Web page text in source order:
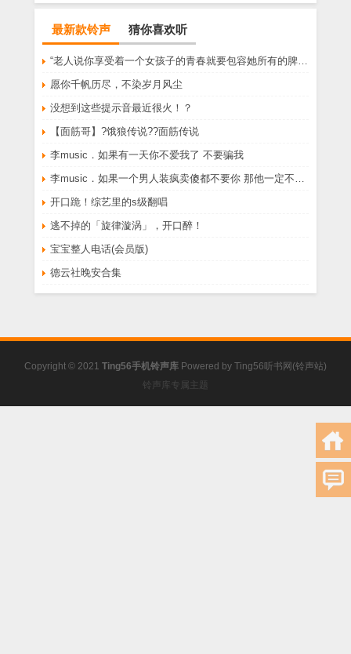
最新款铃声 猜你喜欢听
愿你千帆历尽，不染岁月风尘
没想到这些提示音最近很火！？
【面筋哥】?饿狼传说??面筋传说
李music．如果有一天你不爱我了 不要骗我
开口跪！综艺里的s级翻唱
逃不掉的「旋律漩涡」，开口醉！
宝宝整人电话(会员版)
德云社晚安合集
Copyright © 2021 Ting56手机铃声库 Powered by Ting56听书网(铃声站)
铃声库专属主题